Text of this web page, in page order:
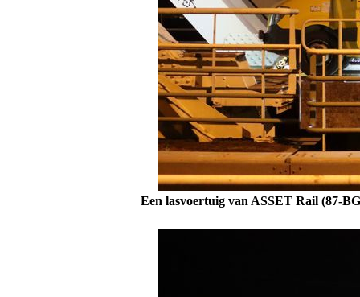
Een lasvoertuig van ASSET Rail (87-